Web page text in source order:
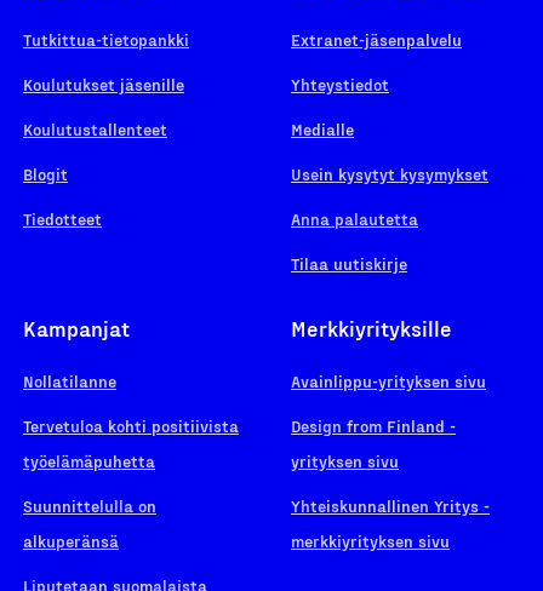
Tutkittua-tietopankki
Koulutukset jäsenille
Koulutustallenteet
Blogit
Tiedotteet
Extranet-jäsenpalvelu
Yhteystiedot
Medialle
Usein kysytyt kysymykset
Anna palautetta
Tilaa uutiskirje
Kampanjat
Nollatilanne
Tervetuloa kohti positiivista
työelämäpuhetta
Suunnittelulla on
alkuperänsä
Liputetaan suomalaista
Merkkiyrityksille
Avainlippu-yrityksen sivu
Design from Finland -
yrityksen sivu
Yhteiskunnallinen Yritys -
merkkiyrityksen sivu